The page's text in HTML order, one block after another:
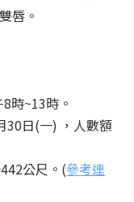
唇。
時~13時。
30日(一) ，人數額
公尺。(參考連